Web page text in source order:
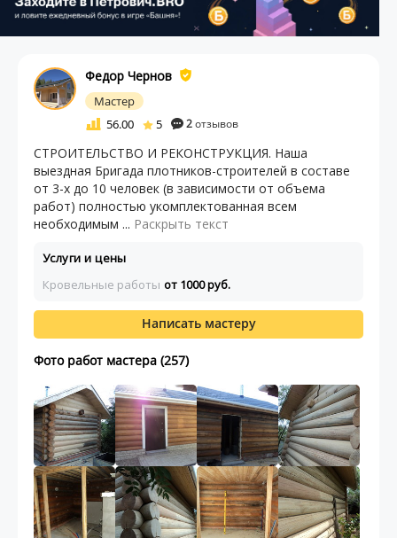
Федор Чернов
Мастер
56.00
5 2отзывов
СТРОИТЕЛЬСТВО И РЕКОНСТРУКЦИЯ. Наша
выездная Бригада плотников-строителей в составе
от 3-х до 10 человек (в зависимости от объема
работ) полностью укомплектованная всем
необходимым ... Раскрыть текст
Услуги и цены
Кровельные работы от 1000 руб.
Написать мастеру
Фото работ мастера (257)